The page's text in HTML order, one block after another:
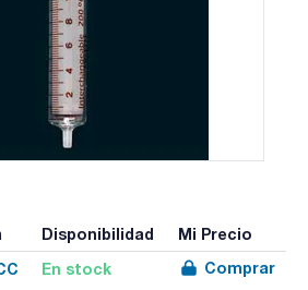
Disponibilidad Mi Precio
En stock Comprar